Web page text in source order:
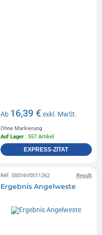
Ab 16,39 €exkl. MwSt.
Ohne Markierung
Auf Lager : 557 Artikel
EXPRESS-ZITAT
Result
Réf. 00016V0011262
Ergebnis Angelweste